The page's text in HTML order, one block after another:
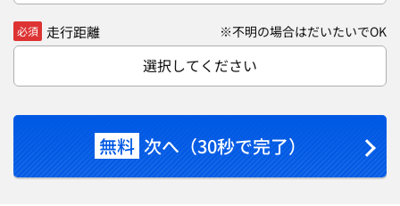
必須 走行距離 ※不明の場合はだいたいでOK
選択してください
無料 次へ（30秒で完了）